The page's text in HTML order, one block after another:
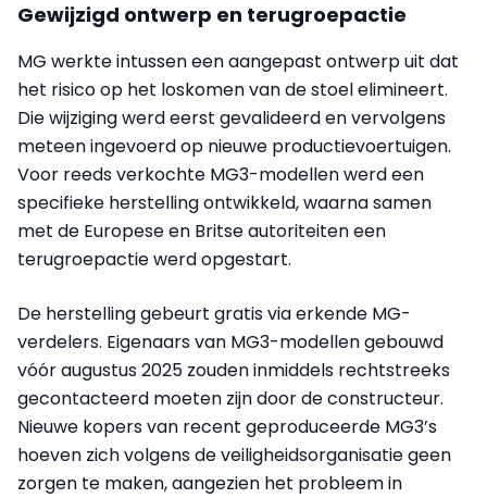
Gewijzigd ontwerp en terugroepactie
MG werkte intussen een aangepast ontwerp uit dat
het risico op het loskomen van de stoel elimineert.
Die wijziging werd eerst gevalideerd en vervolgens
meteen ingevoerd op nieuwe productievoertuigen.
Voor reeds verkochte MG3-modellen werd een
specifieke herstelling ontwikkeld, waarna samen
met de Europese en Britse autoriteiten een
terugroepactie werd opgestart.
De herstelling gebeurt gratis via erkende MG-
verdelers. Eigenaars van MG3-modellen gebouwd
vóór augustus 2025 zouden inmiddels rechtstreeks
gecontacteerd moeten zijn door de constructeur.
Nieuwe kopers van recent geproduceerde MG3’s
hoeven zich volgens de veiligheidsorganisatie geen
zorgen te maken, aangezien het probleem in